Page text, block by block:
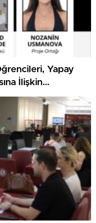
Yapay
İlişkin